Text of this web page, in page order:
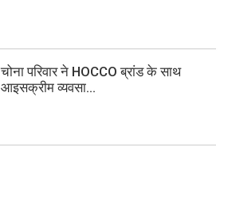
चोना परिवार ने HOCCO ब्रांड के साथ
आइसक्रीम व्यवसा...